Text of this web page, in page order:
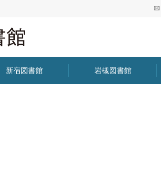
新宿図書館 岩槻図書館